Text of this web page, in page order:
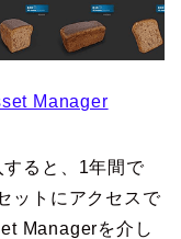
Manager
ると、1年間で
ットにアクセスで
Managerを介し